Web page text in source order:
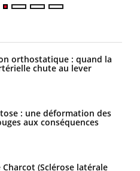
orthostatique : quand la
chute au lever
: une déformation des
aux conséquences
Charcot (Sclérose latérale